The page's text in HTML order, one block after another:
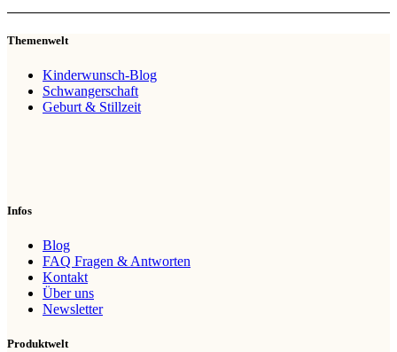
Themenwelt
Kinderwunsch-Blog
Schwangerschaft
Geburt & Stillzeit
Infos
Blog
FAQ Fragen & Antworten
Kontakt
Über uns
Newsletter
Produktwelt